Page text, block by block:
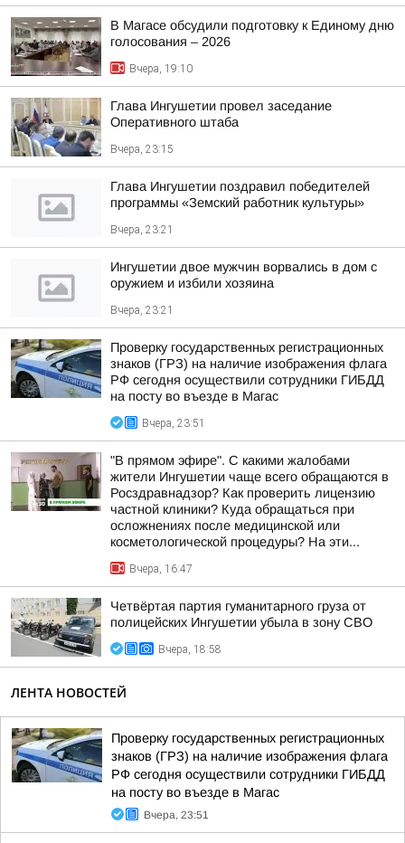
В Магасе обсудили подготовку к Единому дню
голосования – 2026
Вчера, 19:10
Глава Ингушетии провел заседание
Оперативного штаба
Вчера, 23:15
Глава Ингушетии поздравил победителей
программы «Земский работник культуры»
Вчера, 23:21
Ингушетии двое мужчин ворвались в дом с
оружием и избили хозяина
Вчера, 23:21
Проверку государственных регистрационных
знаков (ГРЗ) на наличие изображения флага
РФ сегодня осуществили сотрудники ГИБДД
на посту во въезде в Магас
Вчера, 23:51
"В прямом эфире". С какими жалобами
жители Ингушетии чаще всего обращаются в
Росздравнадзор? Как проверить лицензию
частной клиники? Куда обращаться при
осложнениях после медицинской или
косметологической процедуры? На эти...
Вчера, 16:47
Четвёртая партия гуманитарного груза от
полицейских Ингушетии убыла в зону СВО
Вчера, 18:58
ЛЕНТА НОВОСТЕЙ
Проверку государственных регистрационных
знаков (ГРЗ) на наличие изображения флага
РФ сегодня осуществили сотрудники ГИБДД
на посту во въезде в Магас
Вчера, 23:51